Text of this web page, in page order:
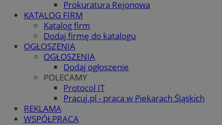
Prokuratura Rejonowa
KATALOG FIRM
Katalog firm
Dodaj firmę do katalogu
OGŁOSZENIA
OGŁOSZENIA
Dodaj ogłoszenie
POLECAMY
Protocol IT
Pracuj.pl - praca w Piekarach Śląskich
REKLAMA
WSPÓŁPRACA